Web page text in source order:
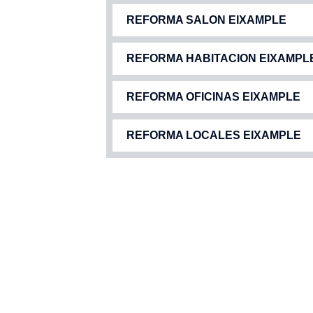
REFORMA SALON EIXAMPLE
REFORMA HABITACION
REFORMA OFICINAS EIXAMPLE
REFORMA LOCALES EIXAMPLE